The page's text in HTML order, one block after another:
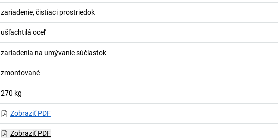
zariadenie, čistiaci prostriedok
ušľachtilá oceľ
zariadenia na umývanie súčiastok
zmontované
270 kg
Zobraziť PDF
Zobraziť PDF